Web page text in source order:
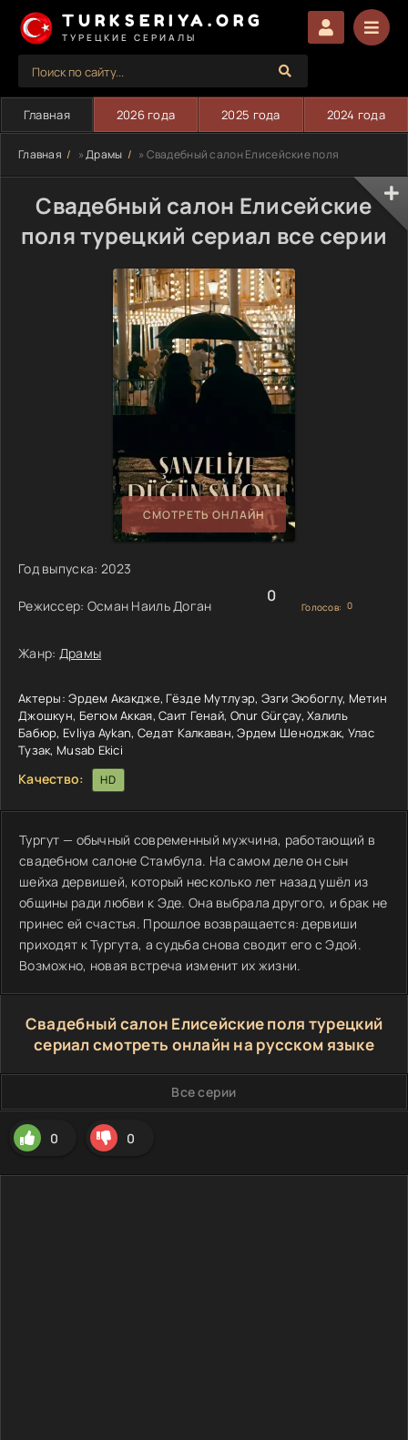
TURKSERIYA.ORG
ТУРЕЦКИЕ СЕРИАЛЫ
Главная 2026 года 2025 года 2024 года
Главная »Драмы » Свадебный салон Елисейские поля
Свадебный салон Елисейские
поля турецкий сериал все серии
СМОТРЕТЬ ОНЛАЙН
Год выпуска: 2023
Режиссер: Осман Наиль Доган
Жанр: Драмы
0
Голосов: 0
Актеры: Эрдем Акакдже, Гёзде Мутлуэр, Эзги Эюбоглу, Метин
Джошкун, Бегюм Аккая, Саит Генай, Onur Gürçay, Халиль
Бабюр, Evliya Aykan, Седат Калкаван, Эрдем Шеноджак, Улас
Тузак, Musab Ekici
Качество: HD
Тургут — обычный современный мужчина, работающий в
свадебном салоне Стамбула. На самом деле он сын
шейха дервишей, который несколько лет назад ушёл из
общины ради любви к Эде. Она выбрала другого, и брак не
принес ей счастья. Прошлое возвращается: дервиши
приходят к Тургута, а судьба снова сводит его с Эдой.
Возможно, новая встреча изменит их жизни.
Свадебный салон Елисейские поля турецкий
сериал смотреть онлайн на русском языке
Все серии
0 0